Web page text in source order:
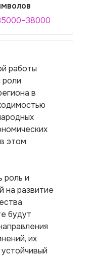
работы
роли
в
этом
роль и
на развитие
будут
их